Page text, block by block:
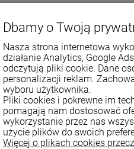
Dbamy o Twoją
Nasza strona internetowa
działanie Analytics, Google
odczytują pliki cookie. Dane
personalizacji reklam.
wyboru użytkownika.
Pliki cookies i pokrewne im
pomagają nam dostosować
wykorzystanie przez nas
użycie plików do swoich
Więcej o plikach cookies